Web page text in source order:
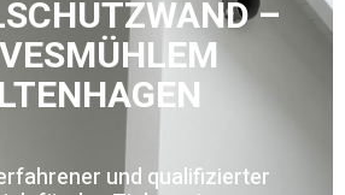
–
und qualifizierter